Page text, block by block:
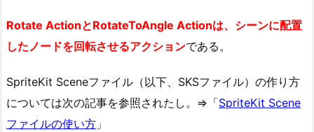
Rotate ActionとRotateToAngle Actionは、シーンに配置
したノードを回転させるアクションである。
SpriteKit Sceneファイル（以下、SKSファイル）の作り方
については次の記事を参照されたし。⇒「SpriteKit Scene
ファイルの使い方 」